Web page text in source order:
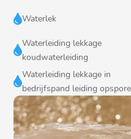
Waterlek

Waterleiding lekkage
koudwaterleiding

Waterleiding lekkage in
bedrijfspand leiding